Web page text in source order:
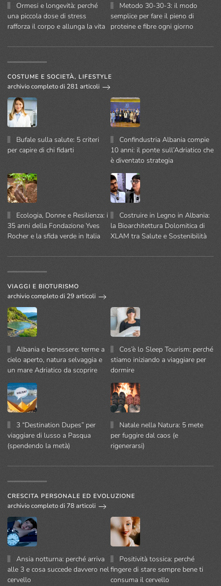
Ormesi e longevità: perché
una piccola dose di stress
rafforza il corpo e allunga la vita
Metodo 30-30-3: il modo
semplice per fare il pieno di
proteine e fibre ogni giorno
COSTUME E SOCIETÀ, LIFESTYLE
archivio completo di 281 articoli
Bufale sulla salute: 5 criteri
per capire di chi fidarti
Confindustria Albania compie
10 anni: il ponte sull’Adriatico che
è diventato strategia
Ecologia, Donne e Resilienza: i
35 anni della Fondazione Yves
Rocher e la sfida verde in Italia
Costruire in Legno in Albania:
la Bioarchitettura Dolomitica di
XLAM tra Salute e Sostenibilità
VIAGGI E BIOTURISMO
archivio completo di 29 articoli
Albania e benessere: terme a
cielo aperto, natura selvaggia e
un mare Adriatico da scoprire
Cos’è lo Sleep Tourism: perché
stiamo iniziando a viaggiare per
dormire
3 “Destination Dupes” per
viaggiare di lusso a Pasqua
(spendendo la metà)
Natale nella Natura: 5 mete
per fuggire dal caos (e
rigenerarsi)
CRESCITA PERSONALE ED EVOLUZIONE
archivio completo di 78 articoli
Ansia notturna: perché arriva
alle 3 e cosa succede davvero nel
cervello
Positività tossica: perché
fingere di stare sempre bene ti
consuma il cervello